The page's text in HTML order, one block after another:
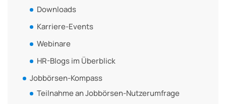
Downloads
Karriere-Events
Webinare
HR-Blogs im Überblick
Jobbörsen-Kompass
Teilnahme an Jobbörsen-Nutzerumfrage